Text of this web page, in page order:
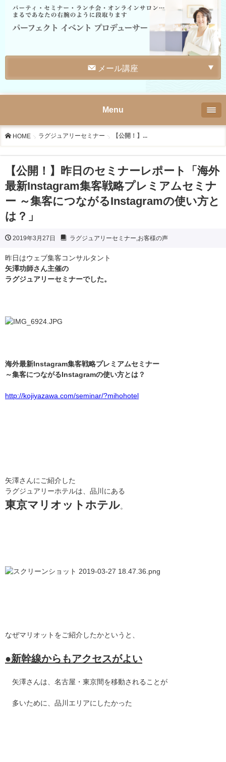
メール講座
Menu
HOME ラグジュアリーセミナー 【公開！】...
【公開！】昨日のセミナーレポート「海外
最新Instagram集客戦略プレミアムセミナ
ー ～集客につながるInstagramの使い方と
は？」
2019年3月27日 ラグジュアリーセミナー お客様の声
昨日はウェブ集客コンサルタント
矢澤功師さん主催の
ラグジュアリーセミナーでした。
海外最新Instagram集客戦略プレミアムセミナー
～集客につながるInstagramの使い方とは？
http://kojiyazawa.com/seminar/?mihohotel
矢澤さんにご紹介した
ラグジュアリーホテルは、品川にある
東京マリオットホテル。
なぜマリオットをご紹介したかというと、
●新幹線からもアクセスがよい
矢澤さんは、名古屋・東京間を移動されることが
多いために、品川エリアにしたかった